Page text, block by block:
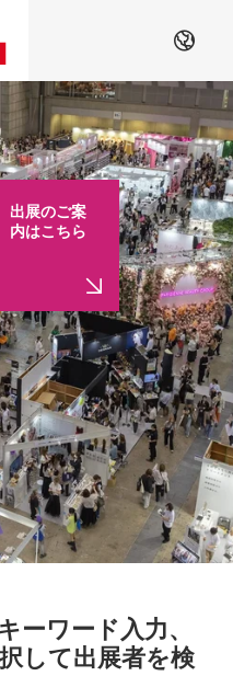
JA
出展のご案
内はこちら
ーワード入力、
して出展者を検